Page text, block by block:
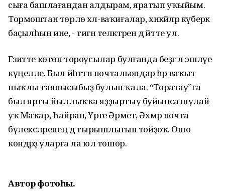
сыға башлағандан алдырам, яратып уҡыйым.
Тормоштан төрлө хәл-ваҡиғалар, хикәйәләр күберәк
баҫылһын ине, - тигән теләктәрен дә әйтте ул.
Гәзитте көтөп тороусылар булғанда беҙгә лә эшләүе
күңелле. Был йәһәттән почтальондар һәр ваҡыт
ныҡлы таянысыбыҙ булып ҡала. “Торатау”ға
был ярты йыллыҡҡа яҙҙыртыу буйынса шулай
уҡ Маҡар, Һайран, Үрге Әрмет, Әхмәр почта
бүлексәләренең дә тырышлығын тойҙоҡ. Ошо
көндәрҙә уларға ла юл төшөр.
Автор фотоһы.